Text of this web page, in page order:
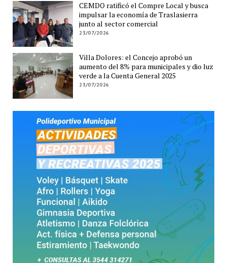
CEMDO ratificó el Compre Local y busca
impulsar la economía de Traslasierra
junto al sector comercial
23/07/2026
Villa Dolores: el Concejo aprobó un
aumento del 8% para municipales y dio luz
verde a la Cuenta General 2025
23/07/2026